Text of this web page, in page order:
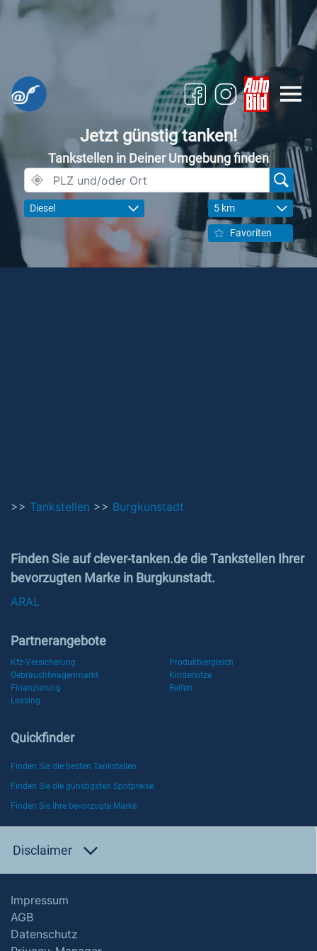
Jetzt günstig tanken!
Tankstellen in Deiner Umgebung finden
Diesel 5 km
Favoriten
>> Tankstellen >> Burgkunstadt
Finden Sie auf clever-tanken.de die Tankstellen Ihrer
bevorzugten Marke in Burgkunstadt.
ARAL
Partnerangebote
Kfz-Versicherung
Produktvergleich
Gebrauchtwagenmarkt
Kindersitze
Finanzierung
Reifen
Leasing
Quickfinder
Finden Sie die besten Tankstellen
Finden Sie die günstigsten Spritpreise
Finden Sie Ihre bevorzugte Marke
Disclaimer
Impressum
AGB
Datenschutz